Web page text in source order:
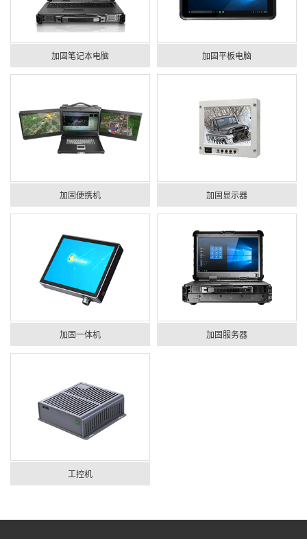
加固笔记本电脑 加固平板电脑
加固便携机 加固显示器
加固一体机 加固服务器
工控机